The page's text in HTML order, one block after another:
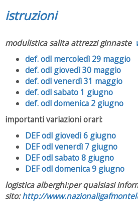
istruzioni
modulistica salita attrezzi ginnaste
def. odl mercoledì 29 maggio
def. odl giovedì 30 maggio
def. odl venerdì 31 maggio
def. odl sabato 1 giugno
def. odl domenica 2 giugno
importanti variazioni orari:
DEF odl giovedì 6 giugno
DEF odl venerdì 7 giugno
DEF odl sabato 8 giugno
DEF odl domenica 9 giugno
logistica alberghi:per qualsiasi
sito:http://